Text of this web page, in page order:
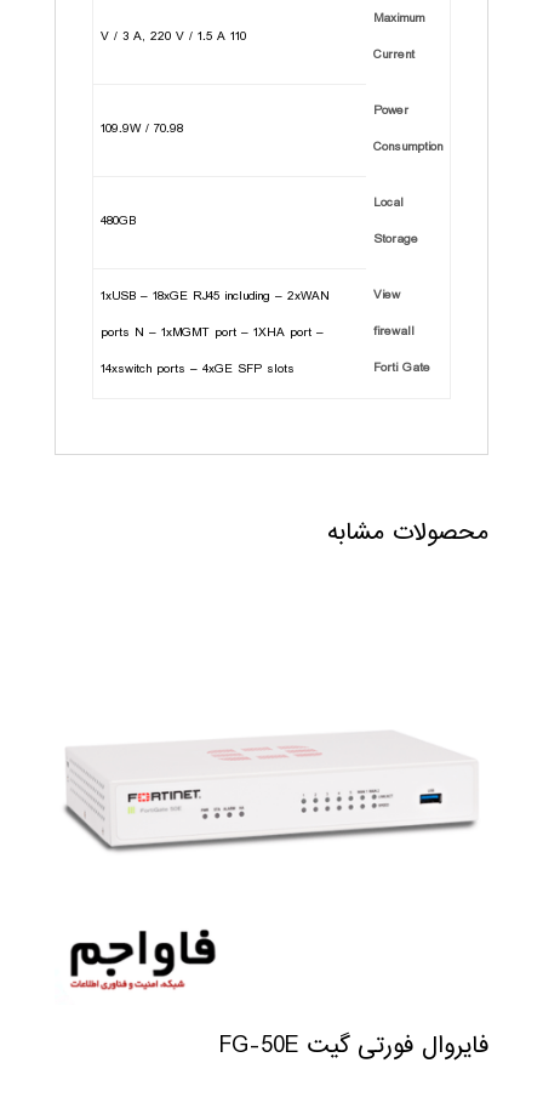
Maximum
Current
110 V / 3 A, 220 V / 1.5 A
Power
Consumption
70.98 / 109.9W
Local
Storage
480GB
View
firewall
Forti Gate
1xUSB – 18xGE RJ45 including – 2xWAN
ports N – 1xMGMT port – 1XHA port –
14xswitch ports – 4xGE SFP slots
محصولات مشابه
فایروال فورتی گیت FG-50E